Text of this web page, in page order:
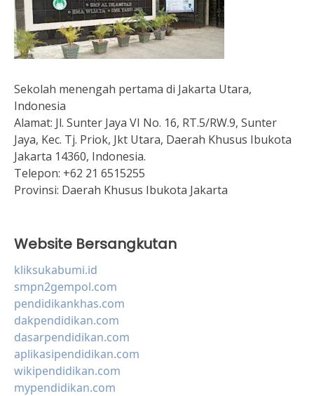
Sekolah menengah pertama di Jakarta Utara,
Indonesia
Alamat: Jl. Sunter Jaya VI No. 16, RT.5/RW.9, Sunter
Jaya, Kec. Tj. Priok, Jkt Utara, Daerah Khusus Ibukota
Jakarta 14360, Indonesia.
Telepon: +62 21 6515255
Provinsi: Daerah Khusus Ibukota Jakarta
Website Bersangkutan
kliksukabumi.id
smpn2gempol.com
pendidikankhas.com
dakpendidikan.com
dasarpendidikan.com
aplikasipendidikan.com
wikipendidikan.com
mypendidikan.com